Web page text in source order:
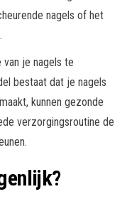
nagels of het
je nagels te
bestaat dat je nagels
kunnen gezonde
verzorgingsroutine de